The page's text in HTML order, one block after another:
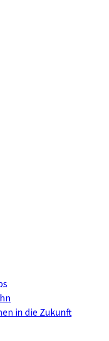
in die Zukunft